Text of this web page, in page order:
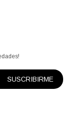
SUSCRIBIRME